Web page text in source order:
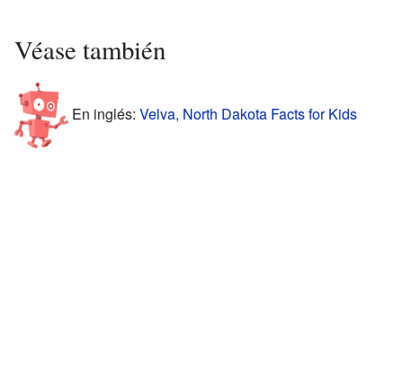
Véase también
En inglés: Velva, North Dakota Facts for Kids